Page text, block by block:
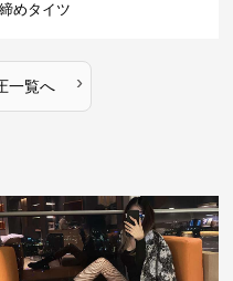
締めタイツ
一覧へ ›